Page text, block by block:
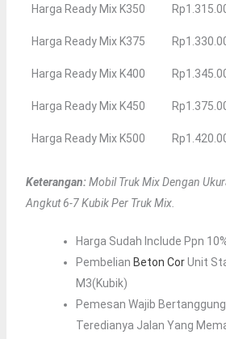
Harga Ready Mix K350
Harga Ready Mix K375
Harga Ready Mix K400
Harga Ready Mix K450
Harga Ready Mix K500
Keterangan:Mobil Truk Mix Dengan
Angkut 6-7 Kubik Per Truk Mix.
Harga Sudah Include Ppn
Pembelian Beton CorUnit
M3(kubik)
Pemesan Wajib
Teredianya Jalan Yang